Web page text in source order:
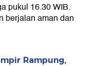
pukul 16.30 WIB.
berjalan aman dan
Rampung,